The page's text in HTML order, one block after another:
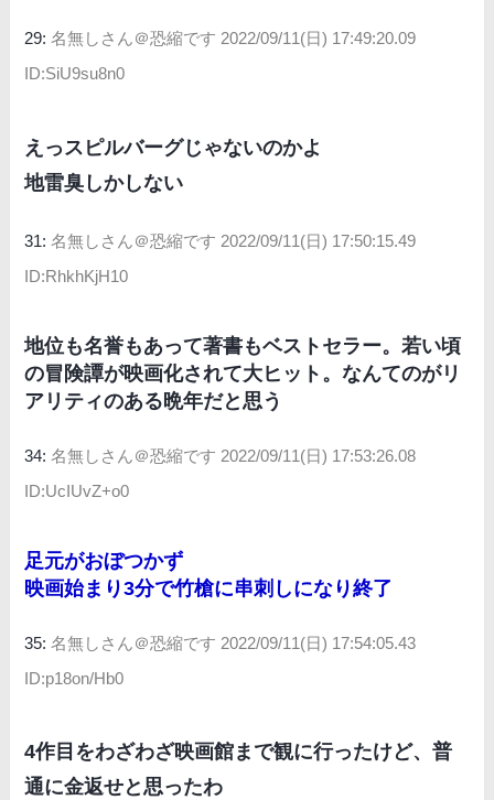
29:名無しさん＠恐縮です 2022/09/11(日) 17:49:20.09
ID:SiU9su8n0
えっスピルバーグじゃないのかよ
地雷臭しかしない
31:名無しさん＠恐縮です 2022/09/11(日) 17:50:15.49
ID:RhkhKjH10
地位も名誉もあって著書もベストセラー。若い頃
の冒険譚が映画化されて大ヒット。なんてのがリ
アリティのある晩年だと思う
34:名無しさん＠恐縮です 2022/09/11(日) 17:53:26.08
ID:UcIUvZ+o0
足元がおぼつかず
映画始まり3分で竹槍に串刺しになり終了
35:名無しさん＠恐縮です 2022/09/11(日) 17:54:05.43
ID:p18on/Hb0
4作目をわざわざ映画館まで観に行ったけど、普
通に金返せと思ったわ